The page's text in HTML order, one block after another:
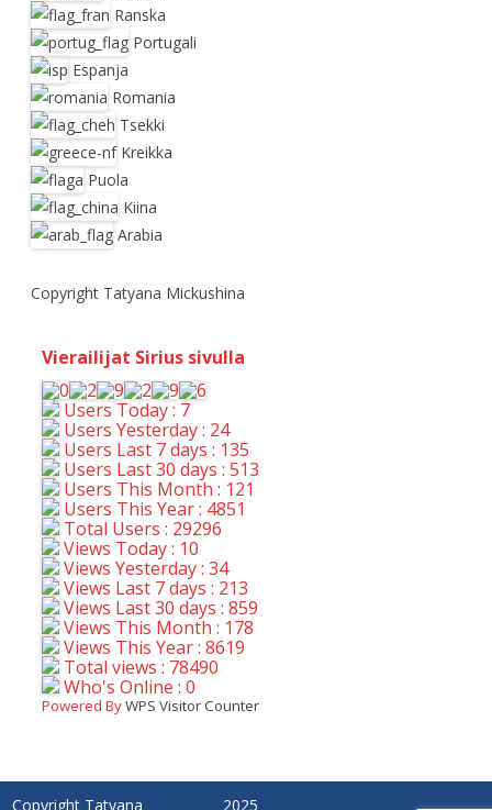
Ranska
Portugali
Espanja
Romania
Tsekki
Kreikka
Puola
Kiina
Arabia
Copyright Tatyana Mickushina
Vierailijat Sirius sivulla
Users Today : 7
Users Yesterday : 24
Users Last 7 days : 135
Users Last 30 days : 513
Users This Month : 121
Users This Year : 4851
Total Users : 29296
Views Today : 10
Views Yesterday : 34
Views Last 7 days : 213
Views Last 30 days : 859
Views This Month : 178
Views This Year : 8619
Total views : 78490
Who's Online : 0
Powered ByWPS Visitor Counter
Copyright Tatyana 2025